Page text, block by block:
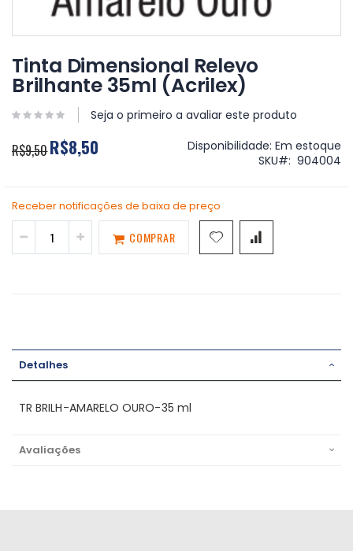
para
o
início
Galeria
imagens
Tinta Dimensional Relevo
Brilhante 35ml (Acrilex)
Seja o primeiro a avaliar este produto
R$9,50R$8,50 Disponibilidade: Em estoque
SKU
904004
Receber notificações de baixa de preço
COMPRAR
Detalhes
TR BRILH-AMARELO OURO-35 ml
Avaliações